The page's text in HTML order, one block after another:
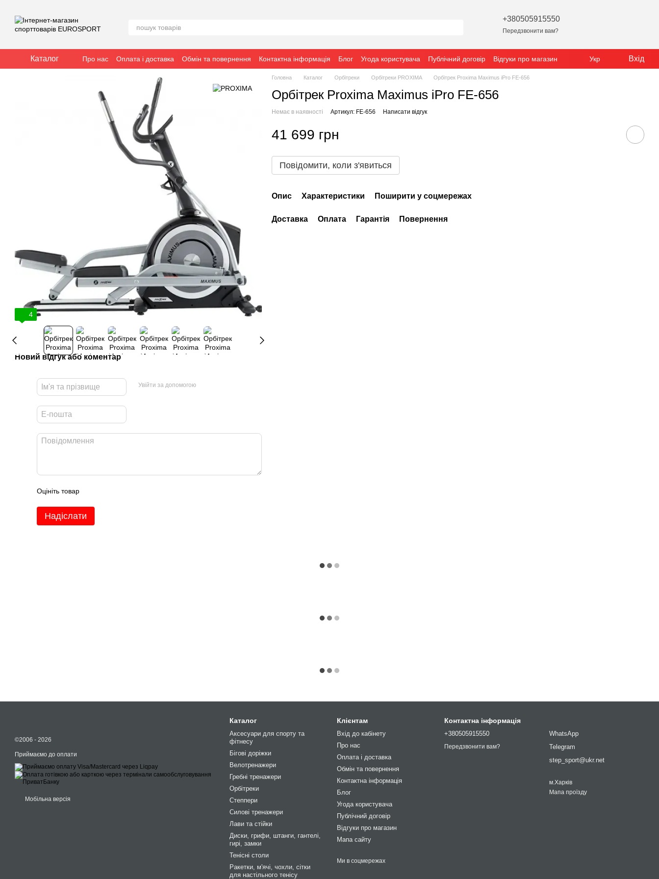
+380505915550
Передзвонити вам?
Каталог Про нас Оплата і доставка Обмін та повернення Контактна інформація Блог Угода користувача Публічний договір Відгуки про магазин Укр Вхід
4
Новий відгук або коментар
Увійти за допомогою
Оцініть товар
Надіслати
Головна Каталог Орбітреки Орбітреки PROXIMA Орбітрек Proxima Maximus iPro FE-656
Орбітрек Proxima Maximus iPro FE-656
Немає в наявності Артикул: FE-656 Написати відгук
41 699 грн
Повідомити, коли з'явиться
Опис Характеристики Поширити у соцмережах
Доставка Оплата Гарантія Повернення
©2006 - 2026
Приймаємо до оплати
Мобільна версія
Каталог
Аксесуари для спорту та
фітнесу
Бігові доріжки
Велотренажери
Гребні тренажери
Орбітреки
Степпери
Силові тренажери
Лави та стійки
Диски, грифи, штанги, гантелі,
гирі, замки
Тенісні столи
Ракетки, м'ячі, чохли, сітки
для настільного тенісу
Клієнтам
Вхід до кабінету
Про нас
Оплата і доставка
Обмін та повернення
Контактна інформація
Блог
Угода користувача
Публічний договір
Відгуки про магазин
Мапа сайту
Ми в соцмережах
Контактна інформація
+380505915550
Передзвонити вам?
WhatsApp
Telegram
step_sport@ukr.net
м.Харків
Мапа проїзду